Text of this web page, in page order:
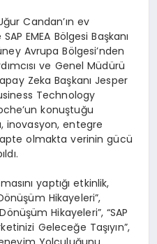
Candan’ın ev
EMEA Bölgesi Başkanı
Avrupa Bölgesi’nden
ve Genel Müdürü
Zeka Başkanı Jesper
Technology
konuştuğu
inovasyon, entegre
olmakta verinin gücü
yaptığı etkinlik,
Hikayeleri”,
Hikayeleri”, “SAP
Geleceğe Taşıyın”,